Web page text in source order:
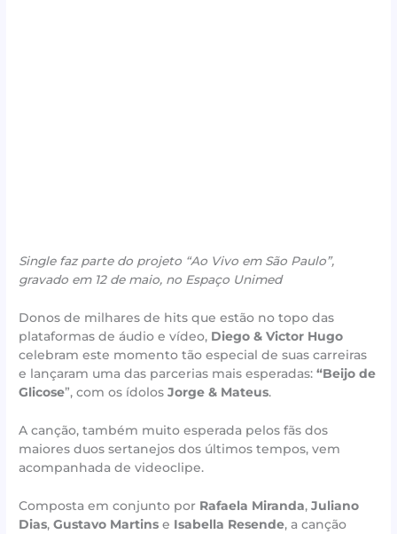
Single faz parte do projeto “Ao Vivo em São Paulo”,
gravado em 12 de maio, no Espaço Unimed
Donos de milhares de hits que estão no topo das
plataformas de áudio e vídeo, Diego & Victor Hugo
celebram este momento tão especial de suas carreiras
e lançaram uma das parcerias mais esperadas:“Beijo de
Glicose”, com os ídolosJorge & Mateus.
A canção, também muito esperada pelos fãs dos
maiores duos sertanejos dos últimos tempos, vem
acompanhada de videoclipe.
Composta em conjunto por Rafaela Miranda,Juliano
Dias,Gustavo Martins e Isabella Resende, a canção